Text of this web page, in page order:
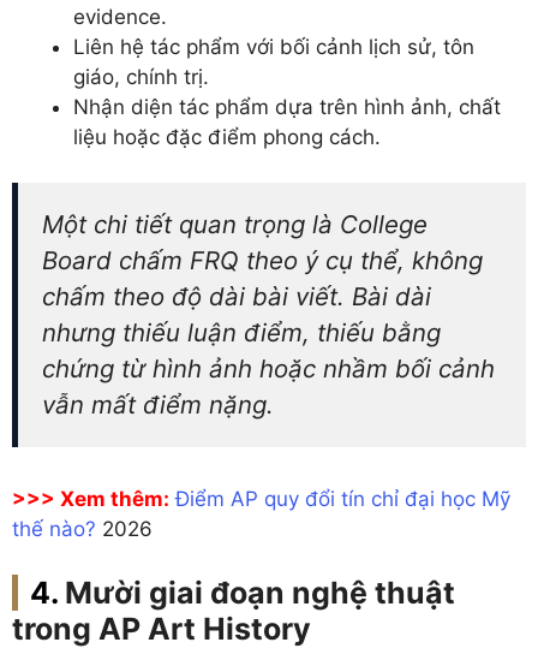
evidence.
Liên hệ tác phẩm với bối cảnh lịch sử, tôn
giáo, chính trị.
Nhận diện tác phẩm dựa trên hình ảnh, chất
liệu hoặc đặc điểm phong cách.
Một chi tiết quan trọng là College
Board chấm FRQ theo ý cụ thể, không
chấm theo độ dài bài viết. Bài dài
nhưng thiếu luận điểm, thiếu bằng
chứng từ hình ảnh hoặc nhầm bối cảnh
vẫn mất điểm nặng.
>>> Xem thêm: Điểm AP quy đổi tín chỉ đại học Mỹ
thế nào? 2026
Mười giai đoạn nghệ thuật
trong AP Art History